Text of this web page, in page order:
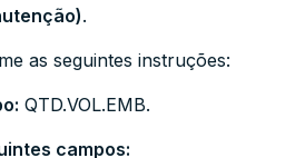
.
as seguintes instruções:
QTD.VOL.EMB.
campos: